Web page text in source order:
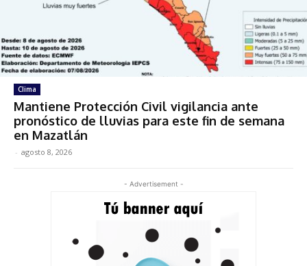
Clima
Mantiene Protección Civil vigilancia ante
pronóstico de lluvias para este fin de semana
en Mazatlán
- agosto 8, 2026
- Advertisement -